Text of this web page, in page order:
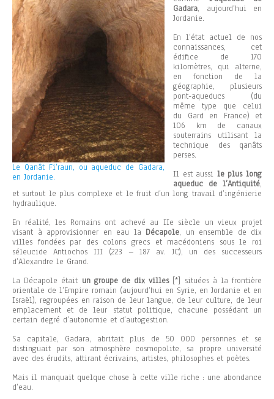
Le Qanât Fi’raun, ou aqueduc de Gadara,
en Jordanie.
Gadara, aujourd’hui en
Jordanie.
En l’état actuel de nos
connaissances, cet
édifice de 170
kilomètres, qui alterne,
en fonction de la
géographie, plusieurs
pont-aqueducs (du
même type que celui
du Gard en France) et
106 km de canaux
souterrains utilisant la
technique des qanâts
perses.
Il est aussi le plus long
aqueduc de l’Antiquité,
et surtout le plus complexe et le fruit d’un long travail d’ingénierie
hydraulique.
En réalité, les Romains ont achevé au IIe siècle un vieux projet
visant à approvisionner en eau la Décapole, un ensemble de dix
villes fondées par des colons grecs et macédoniens sous le roi
séleucide Antiochos III (223 – 187 av. JC), un des successeurs
d’Alexandre le Grand.
La Décapole était un groupe de dix villes[*] situées à la frontière
orientale de l’Empire romain (aujourd’hui en Syrie, en Jordanie et en
Israël), regroupées en raison de leur langue, de leur culture, de leur
emplacement et de leur statut politique, chacune possédant un
certain degré d’autonomie et d’autogestion.
Sa capitale, Gadara, abritait plus de 50 000 personnes et se
distinguait par son atmosphère cosmopolite, sa propre université
avec des érudits, attirant écrivains, artistes, philosophes et poètes.
Mais il manquait quelque chose à cette ville riche : une abondance
d’eau.